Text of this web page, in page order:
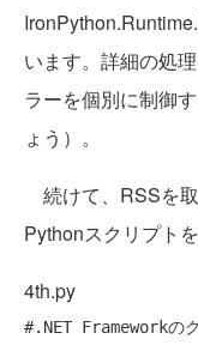
います。詳細の処
ラーを個別に制御
ょう）。
続けて、RSSを
Pythonスクリプト
4th.py
#.NET Frameworkの